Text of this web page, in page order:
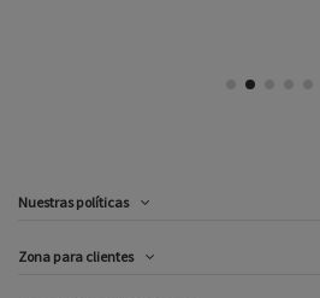
Nuestras políticas
Zona para clientes